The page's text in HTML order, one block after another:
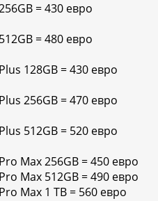
= 430 евро
= 480 евро
128GB = 430 евро
256GB = 470 евро
512GB = 520 евро
Max 256GB = 450 евро
Max 512GB = 490 евро
Max 1 TB = 560 евро